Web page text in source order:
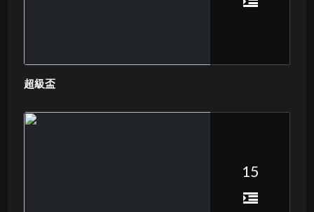
超級盃
15